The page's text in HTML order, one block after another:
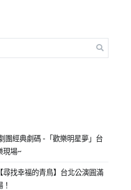
團經典劇碼 -「歡樂明星夢」台
現場~
找幸福的青鳥】台北公演圓滿